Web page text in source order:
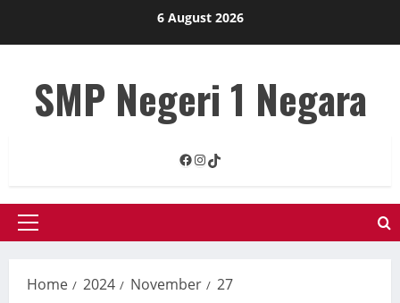
6 August 2026
SMP Negeri 1 Negara
Facebook
Instagram
TikTok
Primary
Home 2024 November 27